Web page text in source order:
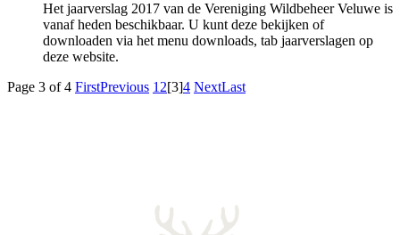
Het jaarverslag 2017 van de Vereniging Wildbeheer Veluwe is
vanaf heden beschikbaar. U kunt deze bekijken of
downloaden via het menu downloads, tab jaarverslagen op
deze website.
Page 3 of 4 FirstPrevious 12[3]4 NextLast